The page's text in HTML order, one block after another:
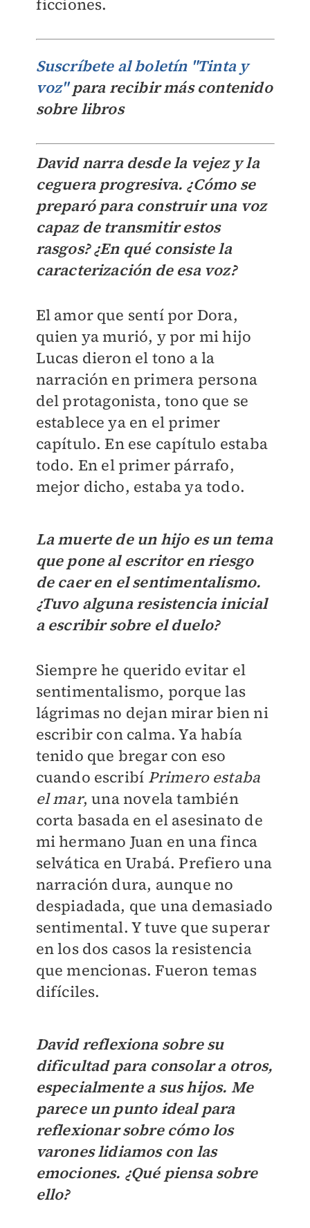
ficciones.
Suscríbete al boletín "Tinta y
voz"para recibir más contenido
sobre libros
David narra desde la vejez y la
ceguera progresiva. ¿Cómo se
preparó para construir una voz
capaz de transmitir estos
rasgos? ¿En qué consiste la
caracterización de esa voz?
El amor que sentí por Dora,
quien ya murió, y por mi hijo
Lucas dieron el tono a la
narración en primera persona
del protagonista, tono que se
establece ya en el primer
capítulo. En ese capítulo estaba
todo. En el primer párrafo,
mejor dicho, estaba ya todo.
La muerte de un hijo es un tema
que pone al escritor en riesgo
de caer en el sentimentalismo.
¿Tuvo alguna resistencia inicial
a escribir sobre el duelo?
Siempre he querido evitar el
sentimentalismo, porque las
lágrimas no dejan mirar bien ni
escribir con calma. Ya había
tenido que bregar con eso
cuando escribí Primero estaba
el mar, una novela también
corta basada en el asesinato de
mi hermano Juan en una finca
selvática en Urabá. Prefiero una
narración dura, aunque no
despiadada, que una demasiado
sentimental. Y tuve que superar
en los dos casos la resistencia
que mencionas. Fueron temas
difíciles.
David reflexiona sobre su
dificultad para consolar a otros,
especialmente a sus hijos. Me
parece un punto ideal para
reflexionar sobre cómo los
varones lidiamos con las
emociones. ¿Qué piensa sobre
ello?